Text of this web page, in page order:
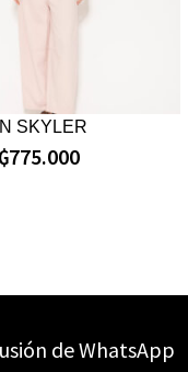
SKYLER
775.000
de WhatsApp